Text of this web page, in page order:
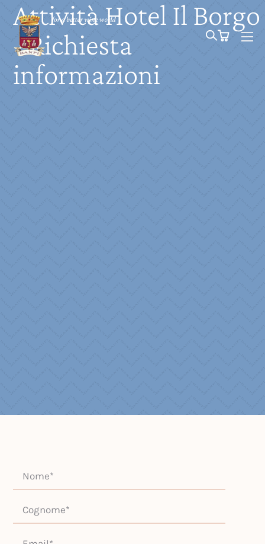
Attività Hotel Il Borgo
- Richiesta
informazioni